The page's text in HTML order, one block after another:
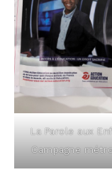
La Parole aux
Cam­pagne